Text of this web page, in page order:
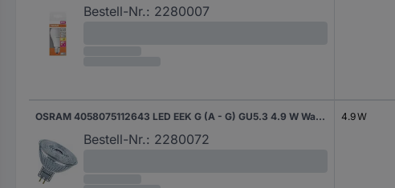
Bestell-Nr.: 2280007
OSRAM 4058075112643 LED EEK G (A - G) GU5.3 4.9 W Warmweiß (Ø x L) 51 mm x 46 mm 1 St.
Bestell-Nr.: 2280072
4.9 W